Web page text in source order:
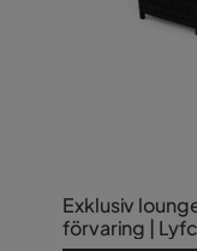
Exklusiv
förvaring |